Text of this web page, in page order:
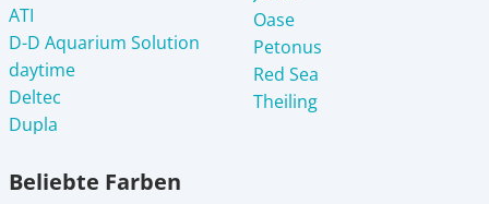
ATI
D-D Aquarium Solution
daytime
Deltec
Dupla
Oase
Petonus
Red Sea
Theiling
Beliebte Farben